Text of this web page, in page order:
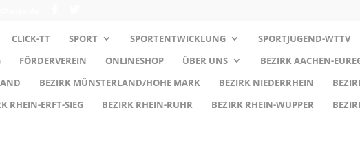
CLICK-TT SPORT SPORTENTWICKLUNG SPORTJUGEND-WTTV
FÖRDERVEREIN ONLINESHOP ÜBER UNS BEZIRK AACHEN-
BEZIRK MÜNSTERLAND/HOHE MARK BEZIRK NIEDERRHEIN
RHEIN-ERFT-SIEG
BEZIRK RHEIN-RUHR BEZIRK RHEIN-WUPPER